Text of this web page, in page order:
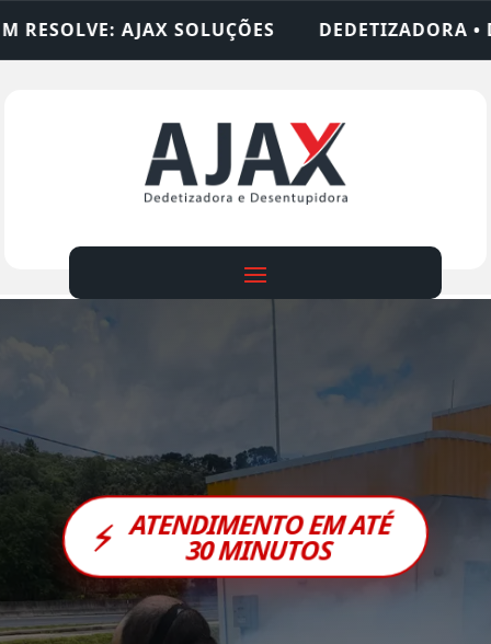
DEDETIZADORA • DESENTUPIDORA •
⚡ ATENDIMENTO EM ATÉ
30 MINUTOS